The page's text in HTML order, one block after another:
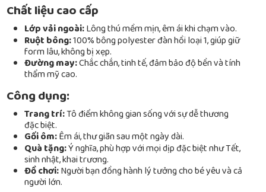
Chất liệu cao cấp
Lớp vải ngoài:Lông thú mềm mịn, êm ái khi chạm vào.
Ruột bông:100% bông polyester đàn hồi loại 1, giúp giữ
form lâu, không bị xẹp.
Đường may:Chắc chắn, tinh tế, đảm bảo độ bền và tính
thẩm mỹ cao.
Công dụng:
Trang trí:Tô điểm không gian sống với sự dễ thương
đặc biệt.
Gối ôm:Êm ái, thư giãn sau một ngày dài.
Quà tặng:Ý nghĩa, phù hợp với mọi dịp đặc biệt như Tết,
sinh nhật, khai trương.
Đồ chơi:Người bạn đồng hành lý tưởng cho bé yêu và cả
người lớn.